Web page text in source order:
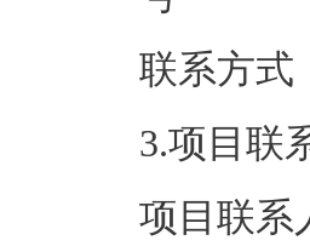
联系
3.项目联
项目联系